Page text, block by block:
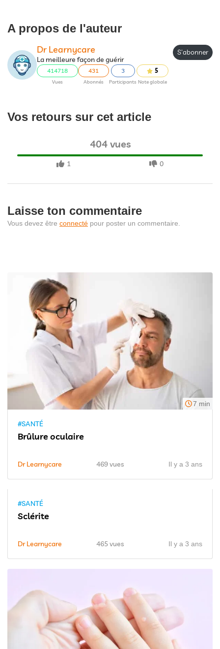
A propos de l'auteur
Dr Learnycare
La meilleure façon de guérir
414718
Vues
431
Abonnés
3
Participants
5
Note globale
S'abonner
Vos retours sur cet article
404 vues
1 0
Laisse ton commentaire
Vous devez être connecté pour poster un commentaire.
7 min
#SANTÉ
Brûlure oculaire
Dr Learnycare 469 vues Il y a 3 ans
#SANTÉ
Sclérite
Dr Learnycare 465 vues Il y a 3 ans